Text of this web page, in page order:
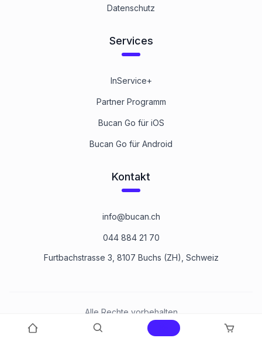
Datenschutz
Services
InService+
Partner Programm
Bucan Go für iOS
Bucan Go für Android
Kontakt
info@bucan.ch
044 884 21 70
Furtbachstrasse 3, 8107 Buchs (ZH), Schweiz
Alle Rechte vorbehalten
Bucan Befestigungstechnik AG